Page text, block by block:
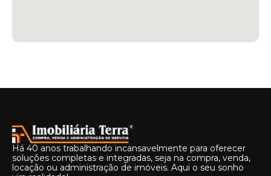
Há 40 anos trabalhando incansavelmente para oferecer
soluções completas e integradas, seja na compra, venda,
locação ou administração de imóveis. Aqui o seu sonho